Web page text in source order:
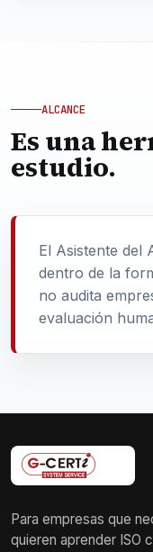
ALCANCE
Es una
estudio.
El Asistente del
dentro de la
no audita
evaluación
Para empresas que
quieren aprender ISO